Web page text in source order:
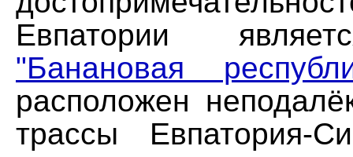
Евпатории
"Банановая
расположен
трассы Евпатория-